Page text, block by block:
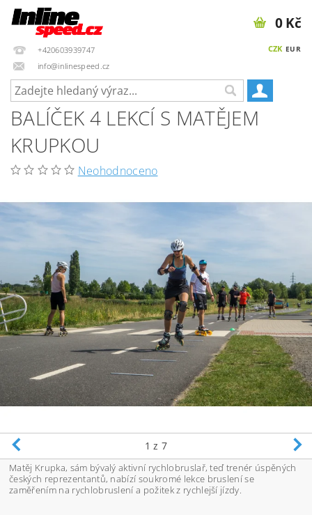
+420603939747
info@inlinespeed.cz
CZK EUR
0 Kč
BALÍČEK 4 LEKCÍ S MATĚJEM
KRUPKOU
Neohodnoceno
1 z 7
Matěj Krupka, sám bývalý aktivní rychlobruslař, teď trenér úspěných
českých reprezentantů, nabízí soukromé lekce bruslení se
zaměřením na rychlobruslení a požitek z rychlejší jízdy.